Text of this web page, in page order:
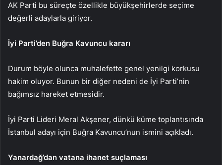
AK Parti bu süreçte özellikle büyükşehirlerde seçime
değerli adaylarla giriyor.
İyi Parti’den Buğra Kavuncu kararı
Durum böyle olunca muhalefette genel yenilgi korkusu
hakim oluyor. Bunun bir diğer nedeni de İyi Parti’nin
bağımsız hareket etmesidir.
İyi Parti Lideri Meral Akşener, dünkü küme toplantısında
İstanbul adayı için Buğra Kavuncu’nun ismini açıkladı.
Yanardağ’dan vatana ihanet suçlaması